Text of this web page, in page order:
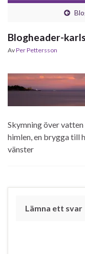
Blogheader-
AvPer Pettersson
Skymning över
himlen, en brygga till
vänster
Lämna ett svar